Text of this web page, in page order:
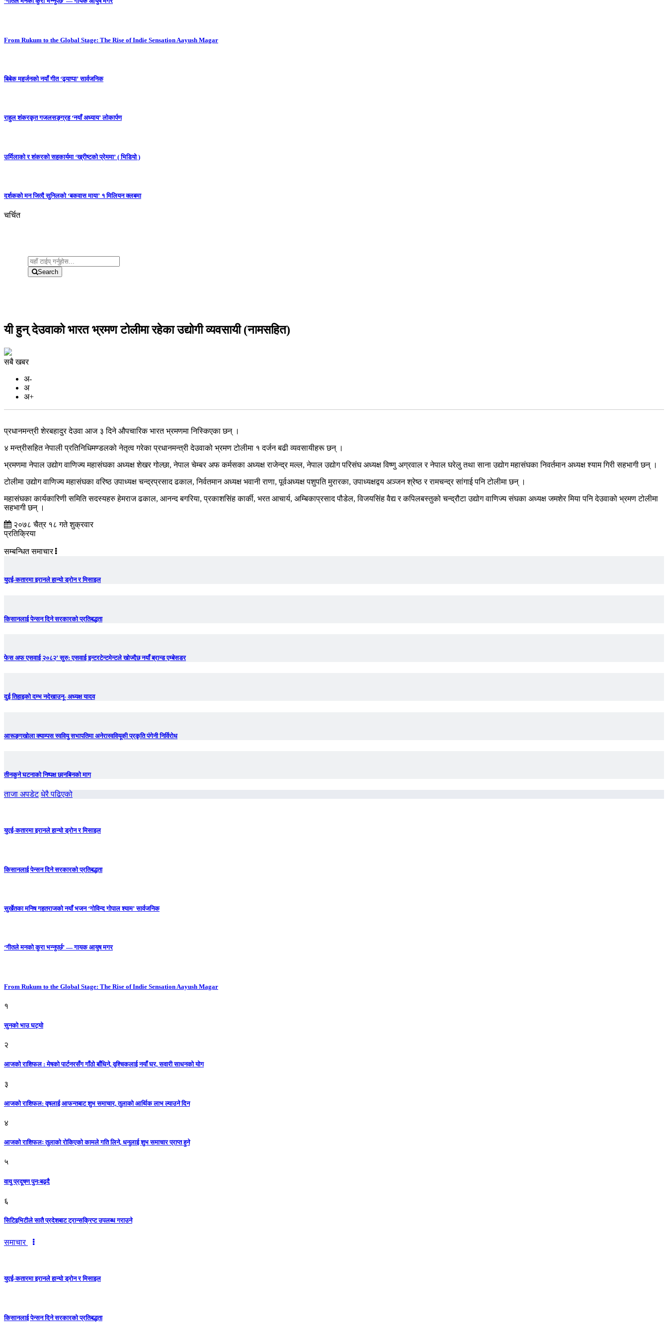
From Rukum to the Global Stage: The Rise of Indie Sensation Aayush Magar
बिबेक महर्जनको नयाँ गीत ‘ढ्याप्पा’ सार्वजनिक
राहुल शंकरकृत गजलसङ्ग्रह ‘नयाँ अध्याय’ लोकार्पण
उर्मिलाको र शंकरको सहकार्यमा ‘ख्रीष्टको प्रेममा’ ( भिडियो )
दर्शकको मन जित्दै सुनिलको ‘बकवास माया’ १ मिलियन क्लबमा
चर्चित
Search
यी हुन् देउवाको भारत भ्रमण टोलीमा रहेका उद्योगी व्यवसायी (नामसहित)
सबै खबर
अ-
अ
अ+
प्रधानमन्त्री शेरबहादुर देउवा आज ३ दिने औपचारिक भारत भ्रमणमा निस्किएका छन् ।
४ मन्त्रीसहित नेपाली प्रतिनिधिमण्डलको नेतृत्व गरेका प्रधानमन्त्री देउवाको भ्रमण टोलीमा १ दर्जन बढी व्यवसायीहरू छन् ।
भ्रमणमा नेपाल उद्योग वाणिज्य महासंघका अध्यक्ष शेखर गोल्छा, नेपाल चेम्बर अफ कर्मसका अध्यक्ष राजेन्द्र मल्ल, नेपाल उद्योग परिसंघ अध्यक्ष विष्णु अग्रवाल र नेपाल घरेलु तथा साना उद्योग महासंघका निवर्तमान अध्यक्ष श्याम गिरी सहभागी छन् ।
टोलीमा उद्योग वाणिज्य महासंघका वरिष्ठ उपाध्यक्ष चन्द्रप्रसाद ढकाल, निर्वतमान अध्यक्ष भवानी राणा, पूर्वअध्यक्ष पशुपति मुरारका, उपाध्यक्षद्वय अञ्जन श्रेष्ठ र रामचन्द्र सांगाई पनि टोलीमा छन् ।
महासंघका कार्यकारिणी समिति सदस्यहरु हेमराज ढकाल, आनन्द बगरिया, प्रकाशसिंह कार्की, भरत आचार्य, अम्बिकाप्रसाद पौडेल, विजयसिंह वैद्य र कपिलबस्तुको चन्द्रौटा उद्योग वाणिज्य संघका अध्यक्ष जमशेर मिया पनि देउवाको भ्रमण टोलीमा
सहभागी छन् ।
२०७८ चैत्र १८ गते शुक्रवार
प्रतिक्रिया
सम्बन्धित समाचार
युएई-कतारमा इरानले हान्यो ड्रोन र मिसाइल
किसानलाई पेन्सन दिने सरकारको प्रतिबद्धता
फेस अफ एसवाई २०८२’ सुरु: एसवाई इन्टरटेन्टमेन्टले खोज्दैछ नयाँ ब्रान्ड एम्बेसडर
दुई तिहाइको दम्भ नदेखाउनू- अध्यक्ष यादव
आरूङ्गखोला क्याम्पस स्ववियु सभापतिमा अनेरास्ववियूकी प्रकृति पंगेनी निर्विरोध
तीनकुने घटनाकाे निष्पक्ष छानबिनकाे माग
ताजा अपडेट धेरै पढिएको
युएई-कतारमा इरानले हान्यो ड्रोन र मिसाइल
किसानलाई पेन्सन दिने सरकारको प्रतिबद्धता
सुर्खेतका मनिष गहतराजको नयाँ भजन ‘गोविन्द गोपाल श्याम’ सार्वजनिक
‘गीतले मनको कुरा भन्नुपर्छ’ — गायक आयुष मगर
From Rukum to the Global Stage: The Rise of Indie Sensation Aayush Magar
१
सुनको भाउ घट्याे
२
आजको राशिफल : मेषको पार्टनरसँग गाँठो बाँधिने, वृश्चिकलाई नयाँ घर, सवारी साधनकाे याेग
३
आजकाे राशिफल: वृषलाई आफन्तबाट शुभ समाचार, तुलाकाे आर्थिक लाभ ल्याउने दिन
४
आजको राशिफलः तुलाकाे रोकिएको कामले गति लिने, धनुलाई शुभ समाचार प्राप्त हुने
५
वायु प्रदूषण पुनःबढ्दै
६
सिटिइभिटीले सातै प्रदेशबाट ट्रान्सक्रिप्ट उपलब्ध गराउने
समाचार
युएई-कतारमा इरानले हान्यो ड्रोन र मिसाइल
किसानलाई पेन्सन दिने सरकारको प्रतिबद्धता